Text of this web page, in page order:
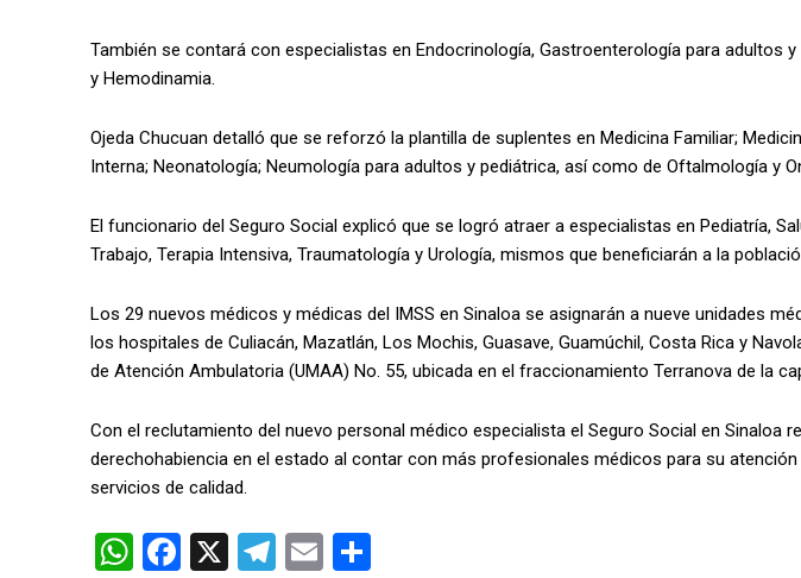
También se contará con especialistas en Endocrinología, Gastroenterología para adultos
y Hemodinamia.
Ojeda Chucuan detalló que se reforzó la plantilla de suplentes en Medicina Familiar;
Interna; Neonatología; Neumología para adultos y pediátrica, así como de Oftalmología y
El funcionario del Seguro Social explicó que se logró atraer a especialistas en Pediatría,
Trabajo, Terapia Intensiva, Traumatología y Urología, mismos que beneficiarán a la
Los 29 nuevos médicos y médicas del IMSS en Sinaloa se asignarán a nueve unidades
los hospitales de Culiacán, Mazatlán, Los Mochis, Guasave, Guamúchil, Costa Rica y
de Atención Ambulatoria (UMAA) No. 55, ubicada en el fraccionamiento Terranova de la
Con el reclutamiento del nuevo personal médico especialista el Seguro Social en Sinaloa
derechohabiencia en el estado al contar con más profesionales médicos para su
servicios de calidad.
W F
X
T
E